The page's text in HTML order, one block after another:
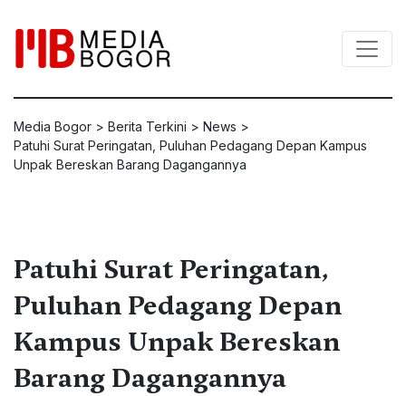
Media Bogor > Berita Terkini > News >
Patuhi Surat Peringatan, Puluhan Pedagang Depan Kampus
Unpak Bereskan Barang Dagangannya
Patuhi Surat Peringatan,
Puluhan Pedagang Depan
Kampus Unpak Bereskan
Barang Dagangannya